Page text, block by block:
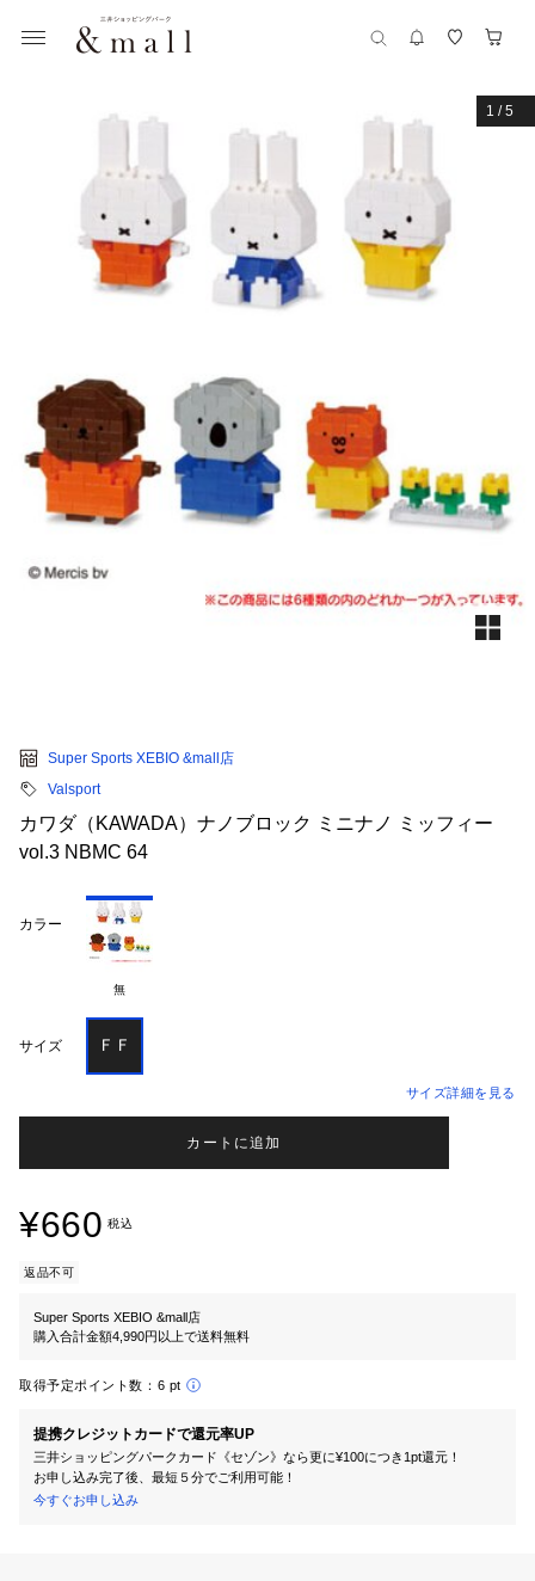
1 /5
Super Sports XEBIO &mall店
Valsport
カワダ（KAWADA）ナノブロック ミニナノ ミッフィー
vol.3 NBMC 64
カラー
無
サイズ ＦＦ
サイズ詳細を見る
カートに追加
¥660 税込
返品不可
Super Sports XEBIO &mall店
購入合計金額4,990円以上で送料無料
取得予定ポイント数： 6 pt
提携クレジットカードで還元率UP
三井ショッピングパークカード《セゾン》なら更に¥100につき1pt還元！
お申し込み完了後、最短５分でご利用可能！
今すぐお申し込み